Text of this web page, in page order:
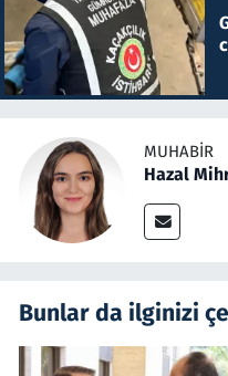
MUHABIR
Hazal
Bunlar da ilginizi